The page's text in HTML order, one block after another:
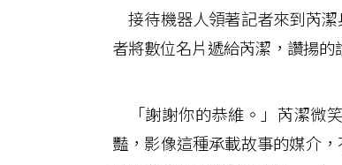
接待機器人領著記者來到芮
者將數位名片遞給芮潔，讚揚的
「謝謝你的恭維。」芮潔微
豔，影像這種承載故事的媒介